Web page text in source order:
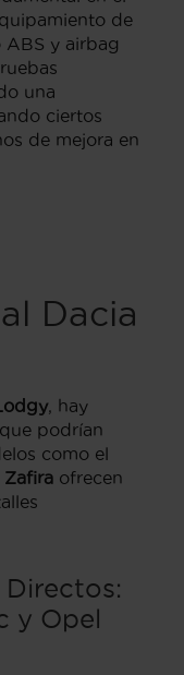
de
ABS y airbag
una
ciertos
de mejora en
Dacia
, hay
podrían
como el
Zafira ofrecen
y Opel